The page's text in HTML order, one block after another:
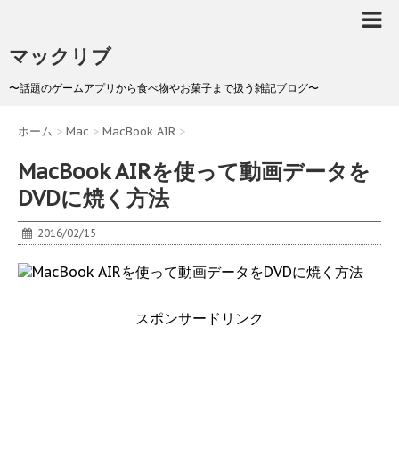
マックリブ
〜話題のゲームアプリから食べ物やお菓子まで扱う雑記ブログ〜
ホーム > Mac > MacBook AIR >
MacBook AIRを使って動画データを
DVDに焼く方法
2016/02/15
スポンサードリンク